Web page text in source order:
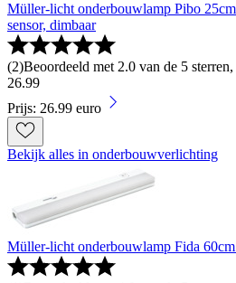
Müller-licht onderbouwlamp Pibo
sensor, dimbaar
(2)Beoordeeld met 2.0 van de 5
26.99
Prijs: 26.99 euro
Bekijk alles in onderbouwverlichting
Müller-licht onderbouwlamp Fida